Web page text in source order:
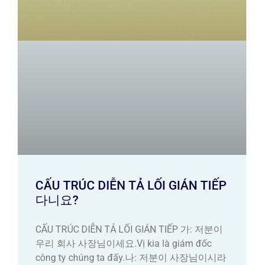
CẤU TRÚC DIỄN TẢ LỐI GIÁN TIẾP
다니요?
CẤU TRÚC DIỄN TẢ LỐI GIÁN TIẾP 가: 저분이
우리 회사 사장님이세요.Vị kia là giám đốc
công ty chúng ta đấy.나: 저분이 사장님이시라